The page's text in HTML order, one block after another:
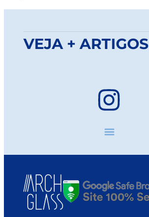
VEJA + ARTIGOS